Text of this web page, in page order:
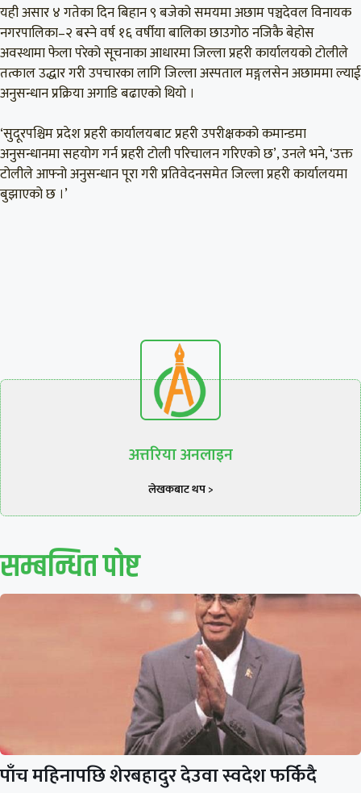
यही असार ४ गतेका दिन बिहान ९ बजेको समयमा अछाम पञ्चदेवल विनायक
नगरपालिका–२ बस्ने वर्ष १६ वर्षीया बालिका छाउगोठ नजिकै बेहोस
अवस्थामा फेला परेको सूचनाका आधारमा जिल्ला प्रहरी कार्यालयको टोलीले
तत्काल उद्धार गरी उपचारका लागि जिल्ला अस्पताल मङ्गलसेन अछाममा ल्याई
अनुसन्धान प्रक्रिया अगाडि बढाएको थियो ।
‘सुदूरपश्चिम प्रदेश प्रहरी कार्यालयबाट प्रहरी उपरीक्षकको कमान्डमा
अनुसन्धानमा सहयोग गर्न प्रहरी टोली परिचालन गरिएको छ’, उनले भने, ‘उक्त
टोलीले आफ्नो अनुसन्धान पूरा गरी प्रतिवेदनसमेत जिल्ला प्रहरी कार्यालयमा
बुझाएको छ ।’
अत्तरिया अनलाइन
लेखकबाट थप >
सम्बन्धित पाेष्ट
पाँच महिनापछि शेरबहादुर देउवा स्वदेश फर्किदै